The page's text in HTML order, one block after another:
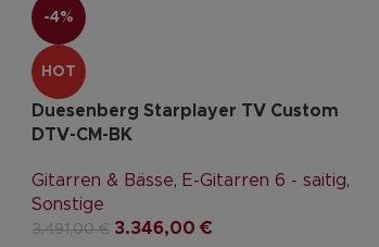
-4%
HOT
Duesenberg Starplayer TV Custom
DTV-CM-BK
Gitarren & Bässe, E-Gitarren 6 - saitig,
Sonstige
3.491,00€ 3.346,00 €